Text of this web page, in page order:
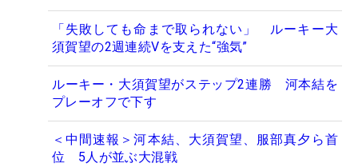
「失敗しても命まで取られない」 ルーキー大
須賀望の2週連続Vを支えた“強気”
ルーキー・大須賀望がステップ2連勝 河本結を
プレーオフで下す
＜中間速報＞河本結、大須賀望、服部真夕ら首
位 5人が並ぶ大混戦